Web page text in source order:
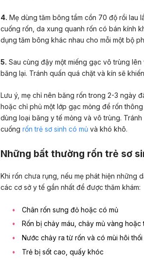
4. Mẹ dùng tăm bông tẩm cồn 70 độ rồi lau
cuống rốn, da xung quanh rốn có bán kính
dụng tăm bông khác nhau cho mỗi một bộ
5. Sau cùng đậy một miếng gạc vô trùng
băng lại. Tránh quấn quá chặt và kín sẽ
Lưu ý, mẹ chỉ nên băng rốn trong 2-3 ngày
hoặc chỉ phủ một lớp gạc mỏng để rốn
dùng loại băng y tế mỏng và vô trùng.
cuống rốn trẻ sơ sinh có mủ và khó khô.
Những bất thường rốn trẻ sơ
Khi rốn chưa rụng, nếu mẹ phát hiện những
các cơ sở y tế gần nhất để được thăm khám:
Chân rốn sưng đỏ hoặc có mủ
Rốn bị chảy máu, chảy mủ vàng hoặc
Nước chảy ra từ rốn và có mùi hôi thối
Trẻ bị sốt cao , quấy khóc